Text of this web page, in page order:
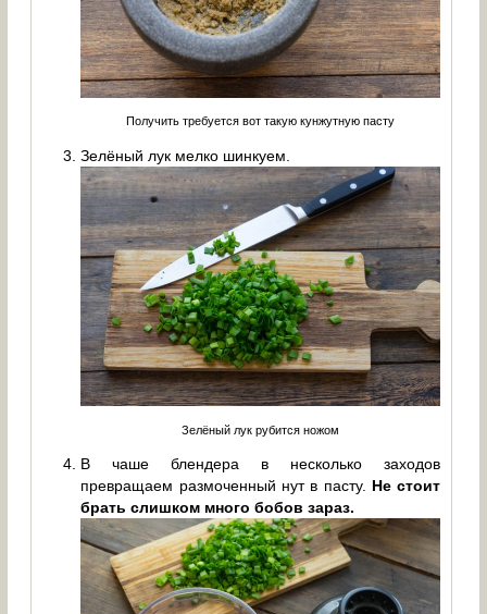
Получить требуется вот такую кунжутную пасту
Зелёный лук мелко шинкуем.
Зелёный лук рубится ножом
В чаше блендера в несколько заходов
превращаем размоченный нут в пасту. Не стоит
брать слишком много бобов зараз.